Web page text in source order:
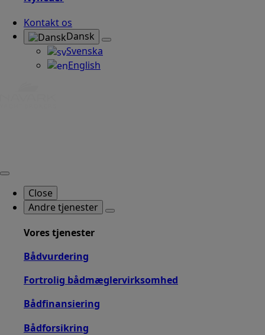
Kontakt os
Dansk
Svenska
English
Close
Andre tjenester
Vores tjenester
Bådvurdering
Fortrolig bådmæglervirksomhed
Bådfinansiering
Bådforsikring